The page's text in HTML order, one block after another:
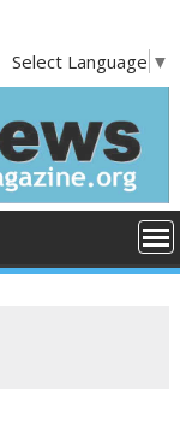
Select Language ▼